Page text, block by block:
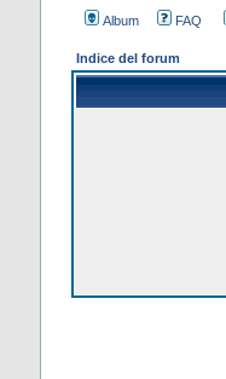
Album FAQ
Indice del forum